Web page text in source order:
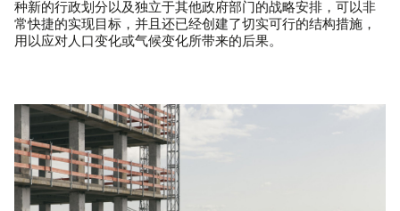
种新的行政划分以及独立于其他政府部门的战略安排，可以非
常快捷的实现目标，并且还已经创建了切实可行的结构措施，
用以应对人口变化或气候变化所带来的后果。